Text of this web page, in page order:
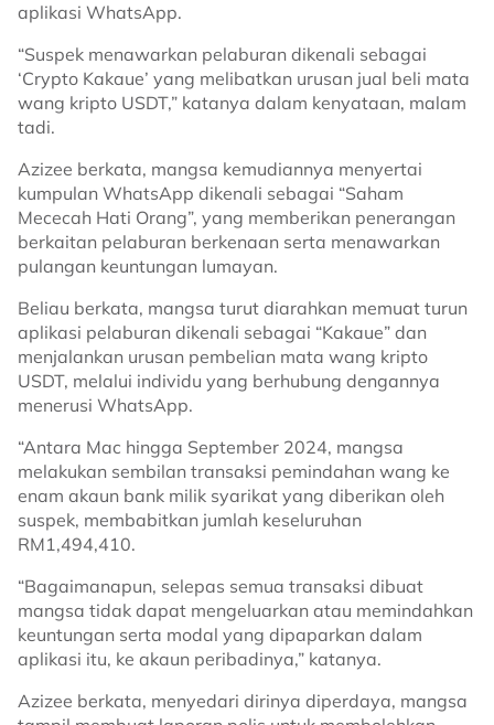
aplikasi WhatsApp.
“Suspek menawarkan pelaburan dikenali sebagai
‘Crypto Kakaue’ yang melibatkan urusan jual beli mata
wang kripto USDT,” katanya dalam kenyataan, malam
tadi.
Azizee berkata, mangsa kemudiannya menyertai
kumpulan WhatsApp dikenali sebagai “Saham
Mececah Hati Orang”, yang memberikan penerangan
berkaitan pelaburan berkenaan serta menawarkan
pulangan keuntungan lumayan.
Beliau berkata, mangsa turut diarahkan memuat turun
aplikasi pelaburan dikenali sebagai “Kakaue” dan
menjalankan urusan pembelian mata wang kripto
USDT, melalui individu yang berhubung dengannya
menerusi WhatsApp.
“Antara Mac hingga September 2024, mangsa
melakukan sembilan transaksi pemindahan wang ke
enam akaun bank milik syarikat yang diberikan oleh
suspek, membabitkan jumlah keseluruhan
RM1,494,410.
“Bagaimanapun, selepas semua transaksi dibuat
mangsa tidak dapat mengeluarkan atau memindahkan
keuntungan serta modal yang dipaparkan dalam
aplikasi itu, ke akaun peribadinya,” katanya.
Azizee berkata, menyedari dirinya diperdaya, mangsa